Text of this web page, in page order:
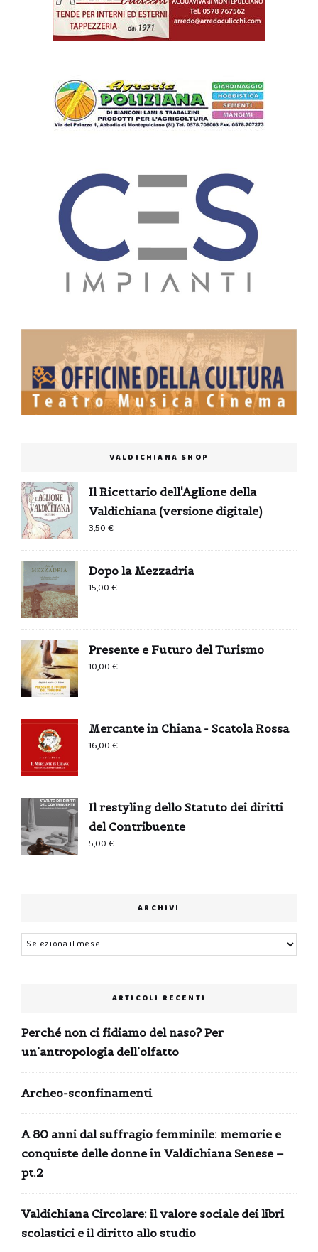
VALDICHIANA SHOP
Il Ricettario dell'Aglione della
Valdichiana (versione digitale)
3,50€
Dopo la Mezzadria
15,00€
Presente e Futuro del Turismo
10,00€
Mercante in Chiana - Scatola Rossa
16,00€
Il restyling dello Statuto dei diritti
del Contribuente
5,00€
ARCHIVI
Archivi
ARTICOLI RECENTI
Perché non ci fidiamo del naso? Per
un’antropologia dell’olfatto
Archeo-sconfinamenti
A 80 anni dal suffragio femminile: memorie e
conquiste delle donne in Valdichiana Senese –
pt.2
Valdichiana Circolare: il valore sociale dei libri
scolastici e il diritto allo studio